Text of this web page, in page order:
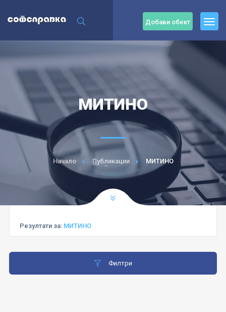
Добави обект
МИТИНО
Начало Публикации МИТИНО
Резултати за: МИТИНО
Филтри